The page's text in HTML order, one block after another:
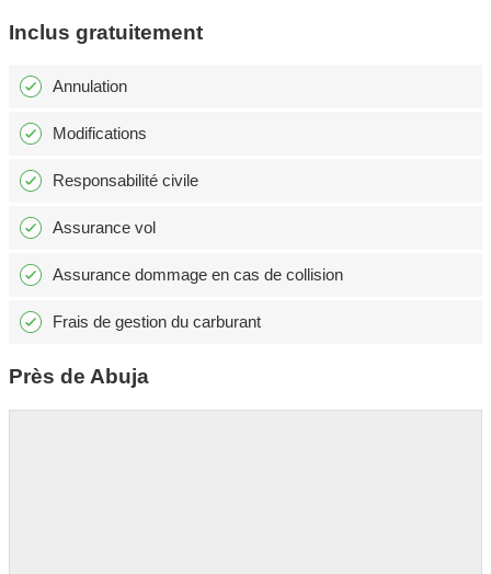
Inclus gratuitement
Annulation
Modifications
Responsabilité civile
Assurance vol
Assurance dommage en cas de collision
Frais de gestion du carburant
Près de Abuja